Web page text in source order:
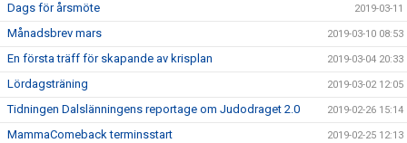
Dags för årsmöte 2019-03-11
Månadsbrev mars 2019-03-10 08:53
En första träff för skapande av krisplan 2019-03-04 20:33
Lördagsträning 2019-03-02 12:05
Tidningen Dalslänningens reportage om Judodraget 2.0 2019-02-26 15:14
MammaComeback terminsstart 2019-02-25 12:13